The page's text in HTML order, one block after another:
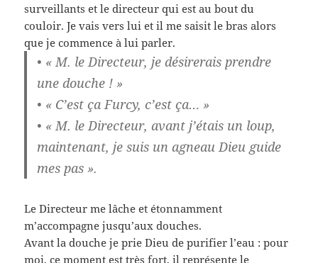
surveillants et le directeur qui est au bout du
couloir. Je vais vers lui et il me saisit le bras alors
que je commence à lui parler.
• « M. le Directeur, je désirerais prendre
une douche ! »
• « C’est ça Furcy, c’est ça… »
• « M. le Directeur, avant j’étais un loup,
maintenant, je suis un agneau Dieu guide
mes pas ».
Le Directeur me lâche et étonnamment
m’accompagne jusqu’aux douches.
Avant la douche je prie Dieu de purifier l’eau : pour
moi, ce moment est très fort, il représente le